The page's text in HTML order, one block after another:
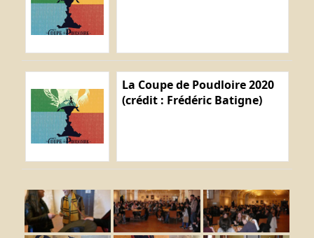
La Coupe de Poudloire 2020
(crédit : Frédéric Batigne)